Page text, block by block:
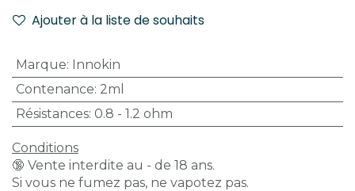
Ajouter à la liste de souhaits
Marque: Innokin
Contenance: 2ml
Résistances: 0.8 - 1.2 ohm
Conditions
🔞 Vente interdite au - de 18 ans.
Si vous ne fumez pas, ne vapotez pas.